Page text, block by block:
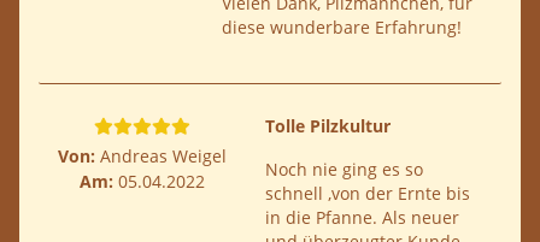
diese wunderbare Erfahrung!
Von: Andreas Weigel
Am: 05.04.2022
Tolle Pilzkultur
Noch nie ging es so
schnell ,von der Ernte bis
in die Pfanne. Als neuer